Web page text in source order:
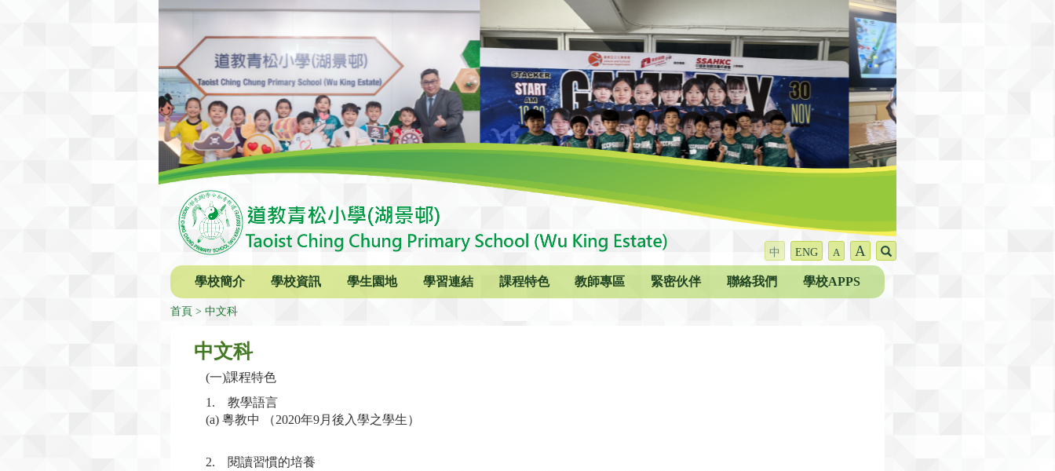
中 ENG A A
學校簡介 學校資訊 學生園地 學習連結 課程特色 教師專區 緊密伙伴 聯絡我們 學校APPS
首頁 中文科
中文科
(一)課程特色
1. 教學語言
(a) 粵教中 （2020年9月後入學之學生）
2. 閱讀習慣的培養